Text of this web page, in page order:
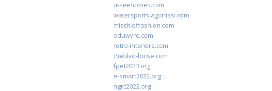
u-seehomes.com
watersportslagonissi.com
mischieffashion.com
eduwyre.com
retro-interiors.com
theblvd-boise.com
fpet2023.org
e-smart2022.org
ngrc2022.org